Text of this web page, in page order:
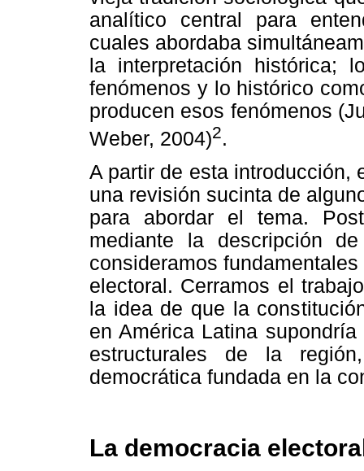
analítico central para
cuales abordaba
la interpretación histórica;
fenómenos y lo histórico
producen esos fenómenos
Weber, 2004)2.
A partir de esta introducción,
una revisión sucinta de
para abordar el tema.
mediante la descripción
consideramos
electoral. Cerramos el
la idea de que la
en América Latina
estructurales de la
democrática fundada en la
La democracia